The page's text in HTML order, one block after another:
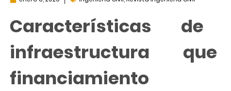
Características
infraestructura
financiamiento